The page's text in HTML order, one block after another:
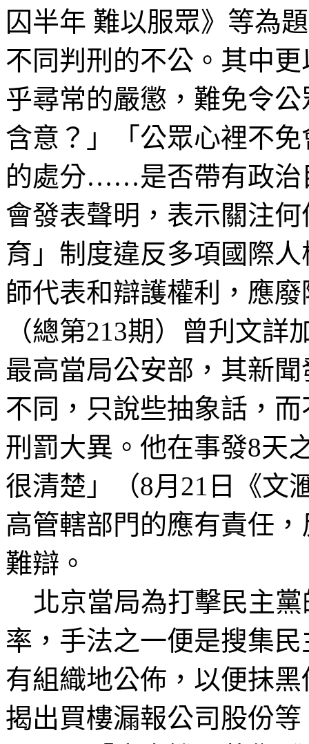
囚半年 難以服眾》 等為題
不同判刑的不公。其中
乎尋常的嚴懲，難免令
含意？」「公眾心裡不
的處分……是否帶有政
會發表聲明，表示關注何
育」制度違反多項國際
師代表和辯護權利，應
（總第213期）曾刋文詳
最高當局公安部，其新
不同， 只說些抽象話，
刑罰大異。他在事發8天
很清楚」
（8月 21 日 《文
高管轄部門的應有責任
難辯。
北京當局為打擊民主
率，手法之一便是搜集
有組織地公佈，以便抹
揭出買樓漏報公司股份